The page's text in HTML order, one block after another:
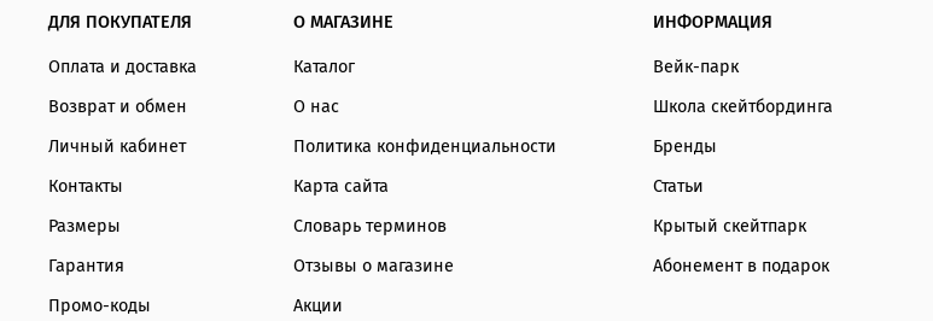
ДЛЯ ПОКУПАТЕЛЯ
Оплата и доставка
Возврат и обмен
Личный кабинет
Контакты
Размеры
Гарантия
Промо-коды
О МАГАЗИНЕ
Каталог
О нас
Политика конфиденциальности
Карта сайта
Словарь терминов
Отзывы о магазине
Акции
ИНФОРМАЦИЯ
Вейк-парк
Школа скейтбординга
Бренды
Статьи
Крытый скейтпарк
Абонемент в подарок